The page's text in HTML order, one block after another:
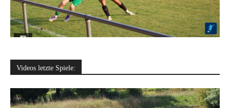
Videos letzte Spiele: